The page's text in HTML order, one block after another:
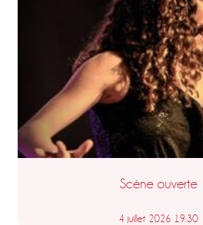
Scène ouverte
4 juillet 2026 19:30